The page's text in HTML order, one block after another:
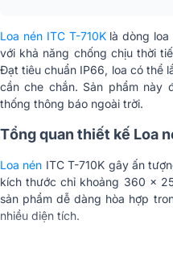
Nhập khẩu & Phân
phối
Loa nén ITC T-710Klà dòng loa
với khả năng chống chịu thời
Đạt tiêu chuẩn IP66, loa có thể
cần che chắn. Sản phẩm này
thống thông báo ngoài trời.
Tổng quan thiết kế Loa
Loa nén ITC T-710K gây ấn
kích thước chỉ khoảng 360 x
sản phẩm dễ dàng hòa hợp
nhiều diện tích.